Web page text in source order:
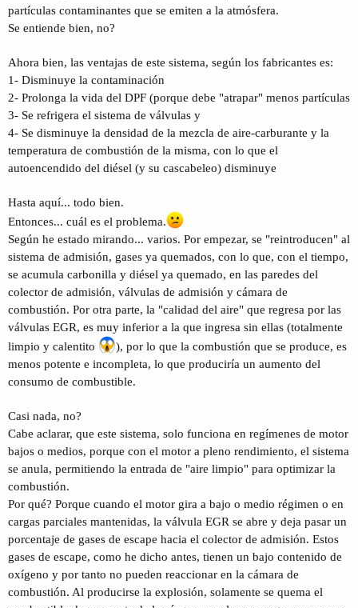
partículas contaminantes que se emiten a la atmósfera.
Se entiende bien, no?
Ahora bien, las ventajas de este sistema, según los fabricantes es:
1- Disminuye la contaminación
2- Prolonga la vida del DPF (porque debe "atrapar" menos partículas
3- Se refrigera el sistema de válvulas y
4- Se disminuye la densidad de la mezcla de aire-carburante y la
temperatura de combustión de la misma, con lo que el
autoencendido del diésel (y su cascabeleo) disminuye
Hasta aquí... todo bien.
Entonces... cuál es el problema.
Según he estado mirando... varios. Por empezar, se "reintroducen" al
sistema de admisión, gases ya quemados, con lo que, con el tiempo,
se acumula carbonilla y diésel ya quemado, en las paredes del
colector de admisión, válvulas de admisión y cámara de
combustión. Por otra parte, la "calidad del aire" que regresa por las
válvulas EGR, es muy inferior a la que ingresa sin ellas (totalmente
limpio y calentito
), por lo que la combustión que se produce, es
menos potente e incompleta, lo que produciría un aumento del
consumo de combustible.
Casi nada, no?
Cabe aclarar, que este sistema, solo funciona en regímenes de motor
bajos o medios, porque con el motor a pleno rendimiento, el sistema
se anula, permitiendo la entrada de "aire limpio" para optimizar la
combustión.
Por qué? Porque cuando el motor gira a bajo o medio régimen o en
cargas parciales mantenidas, la válvula EGR se abre y deja pasar un
porcentaje de gases de escape hacia el colector de admisión. Estos
gases de escape, como he dicho antes, tienen un bajo contenido de
oxígeno y por tanto no pueden reaccionar en la cámara de
combustión. Al producirse la explosión, solamente se quema el